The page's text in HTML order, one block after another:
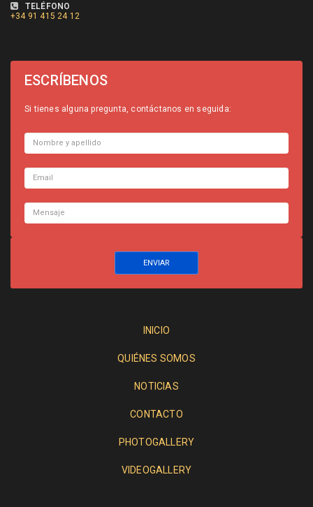
TELÉFONO
+34 91 415 24 12
ESCRÍBENOS
Si tienes alguna pregunta, contáctanos en seguida:
INICIO
QUIÉNES SOMOS
NOTICIAS
CONTACTO
PHOTOGALLERY
VIDEOGALLERY